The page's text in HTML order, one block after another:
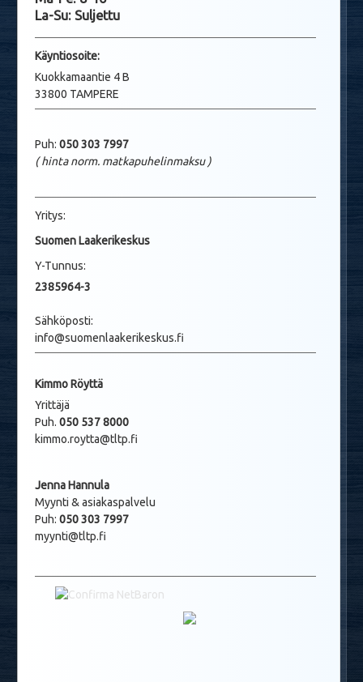
La-Su: Suljettu
Käyntiosoite:
Kuokkamaantie 4 B
33800 TAMPERE
Puh: 050 303 7997
( hinta norm. matkapuhelinmaksu )
Yritys:
Suomen Laakerikeskus
Y-Tunnus:
2385964-3
Sähköposti:
info@suomenlaakerikeskus.fi
Kimmo Röyttä
Yrittäjä
Puh. 050 537 8000
kimmo.roytta@tltp.fi
Jenna Hannula
Myynti & asiakaspalvelu
Puh: 050 303 7997
myynti@tltp.fi